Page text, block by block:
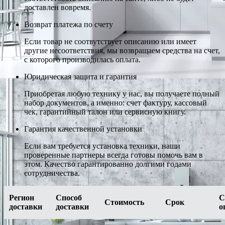
доставлен вовремя.
Возврат платежа по счету
Если товар не соотвутствует описанию или имеет
другие несоответствия, мы возвращаем средства на счет,
с которого производилась оплата.
Юридическая защита и гарантия
Приобретая любую технику у нас, вы получаете полный
набор документов, а именно: счет фактуру, кассовый
чек, гарантийный талон или сервисную книгу.
Гарантия качественной установки
Если вам требуется установка техники, наши
проверенные партнеры всегда готовы помочь вам в
этом. Качество гарантированно долгими годами
сотрудничества.
Регион
доставки
Способ
доставки
Стоимость Срок